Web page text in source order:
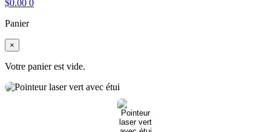
$0.00 0
Panier
×
Votre panier est vide.